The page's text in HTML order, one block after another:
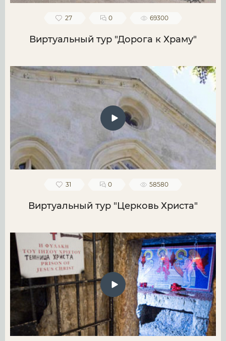
27 0 69300
Виртуальный тур "Дорога к Храму"
31 0 58580
Виртуальный тур "Церковь Христа"